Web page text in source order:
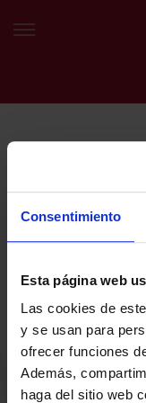
Consentimiento
Esta página web
Las cookies de
y se usan para
ofrecer funciones
Además,
haga del sitio web
Egin bat gure
azken albiste eta
Baskoniaren
Baskoniaren
eta/edo sustapenei
DENDA OFIZIALA
SARRERAK